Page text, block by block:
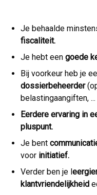
Je behaalde
fiscaliteit.
Je hebt een goede
Bij voorkeur heb je
dossierbeheerder
belastingaangiften, ...
Eerdere ervaring in
pluspunt.
Je bent
voor initiatief.
Verder ben je l
klantvriendelijkheid